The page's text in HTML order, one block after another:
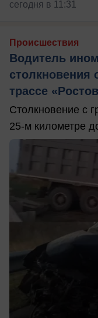
сегодня в 11:31
Происшествия
Водитель
столкновения
трассе
Столкновение с
25-м километре